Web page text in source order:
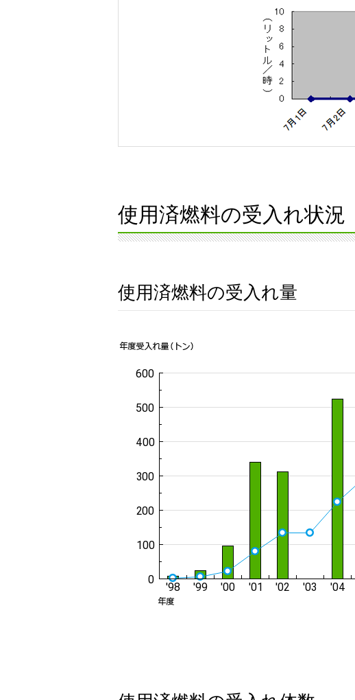
使用済燃料の受入れ状況
使用済燃料の受入れ量